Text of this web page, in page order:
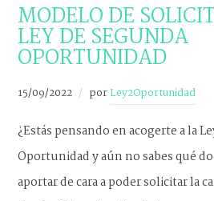
MODELO DE
LEY DE SEGUNDA
OPORTUNIDAD
15/09/2022 porLey2Oportunidad
¿Estás pensando en acogerte a la
Oportunidad y aún no sabes qué
aportar de cara a poder solicitar la